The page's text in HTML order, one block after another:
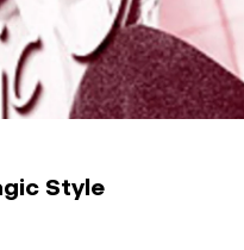
Style